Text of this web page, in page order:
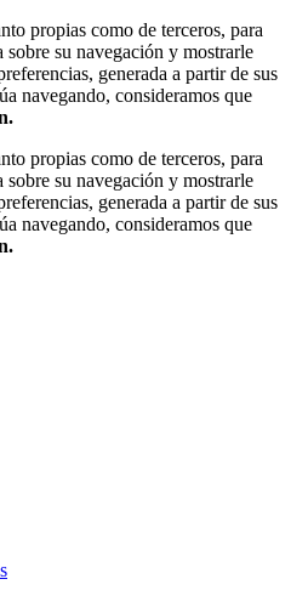
propias como de terceros, para
su navegación y mostrarle
generada a partir de sus
navegando, consideramos que
propias como de terceros, para
su navegación y mostrarle
generada a partir de sus
navegando, consideramos que